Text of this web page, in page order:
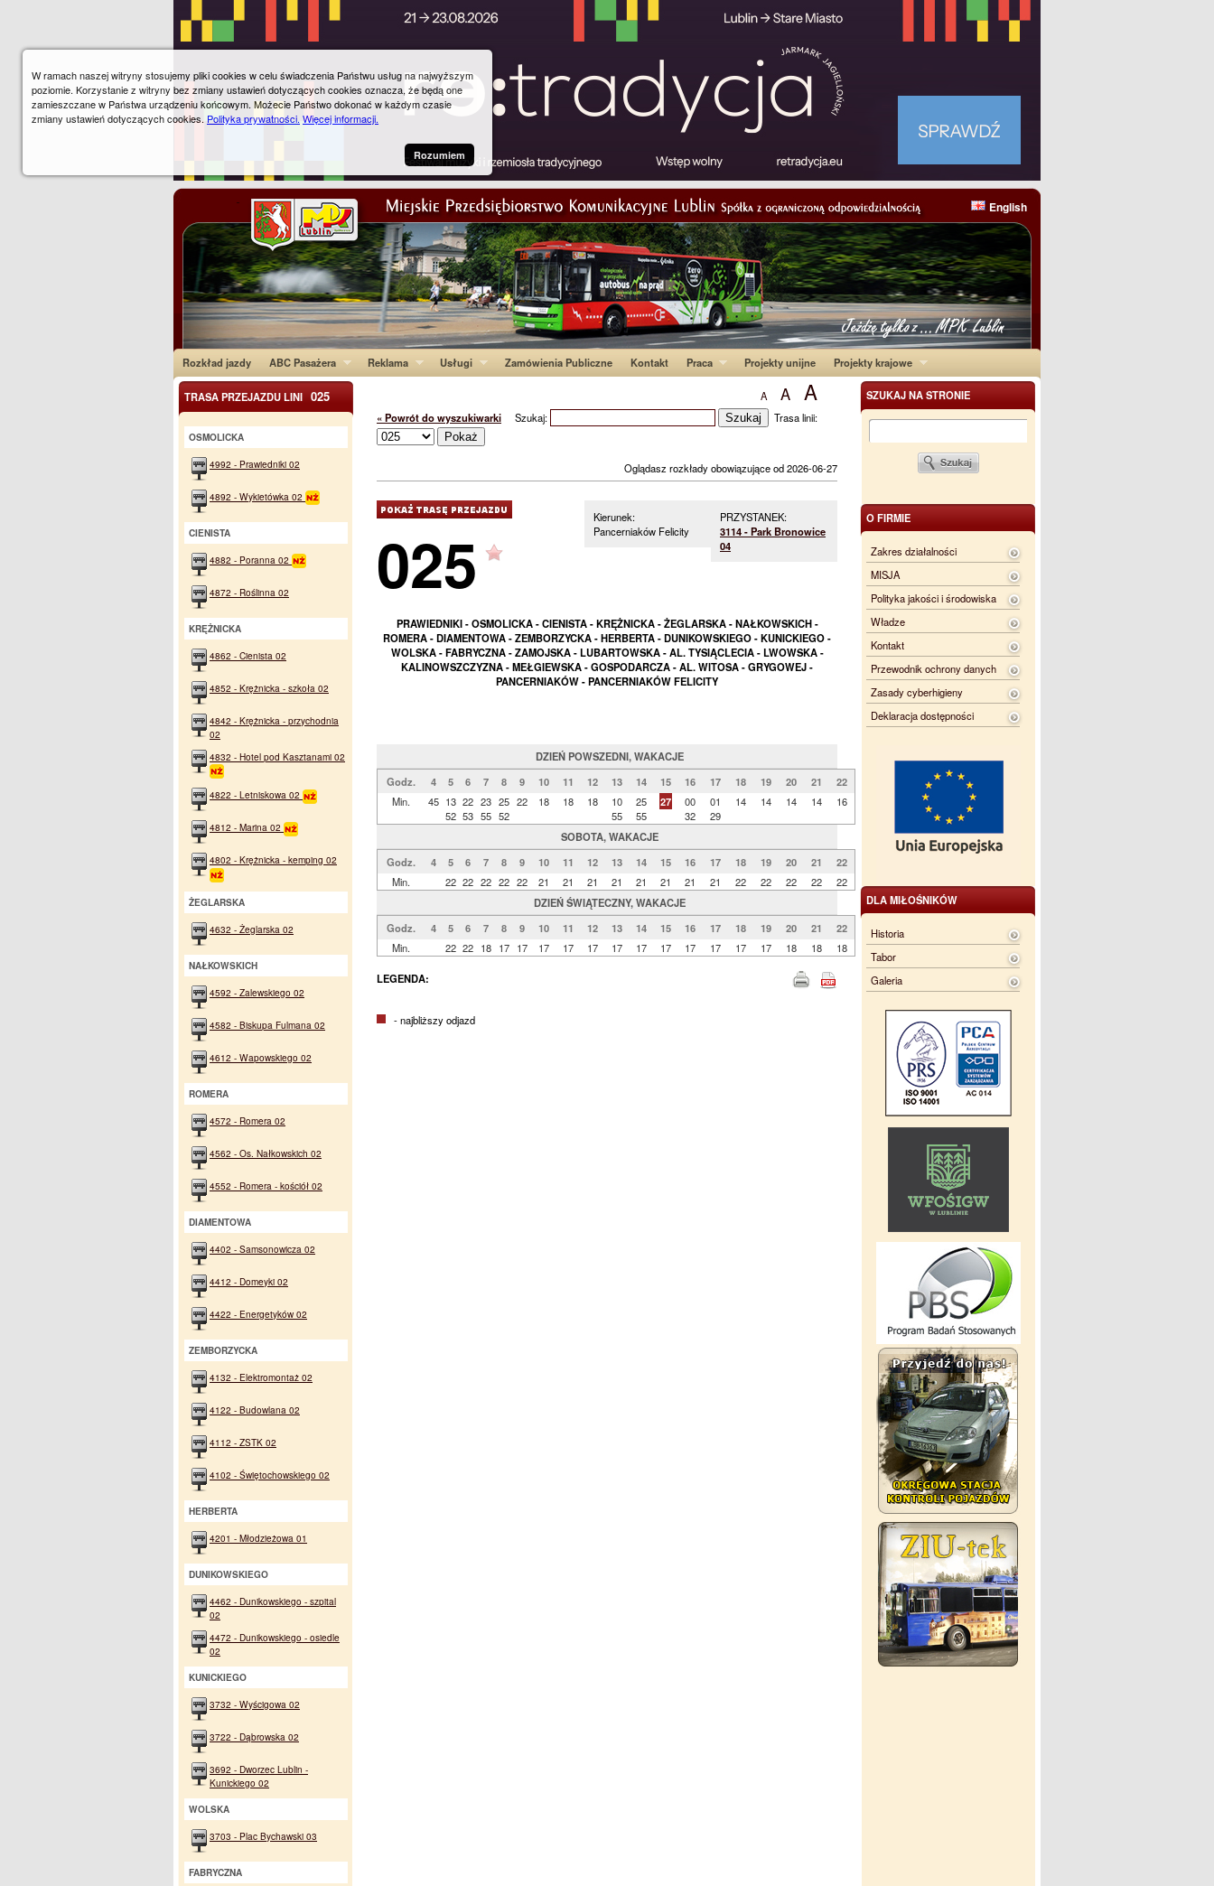
English
Rozkład jazdy ABC Pasażera Reklama Usługi Zamówienia Publiczne Kontakt Praca Projekty unijne Projekty krajowe
SZUKAJ NA STRONIE
O FIRMIE
Zakres działalności
MISJA
Polityka jakości i środowiska
Władze
Kontakt
Przewodnik ochrony danych
Zasady cyberhigieny
Deklaracja dostępności
DLA MIŁOŚNIKÓW
Historia
Tabor
Galeria
A A A
« Powrót do wyszukiwarki Szukaj: Trasa linii:
Oglądasz rozkłady obowiązujące od 2026-06-27
PRZYSTANEK:
3114 - Park Bronowice
04
Kierunek:
Pancerniaków Felicity
025
PRAWIEDNIKI - OSMOLICKA - CIENISTA - KRĘŻNICKA - ŻEGLARSKA - NAŁKOWSKICH -
ROMERA - DIAMENTOWA - ZEMBORZYCKA - HERBERTA - DUNIKOWSKIEGO - KUNICKIEGO -
WOLSKA - FABRYCZNA - ZAMOJSKA - LUBARTOWSKA - AL. TYSIĄCLECIA - LWOWSKA -
KALINOWSZCZYZNA - MEŁGIEWSKA - GOSPODARCZA - AL. WITOSA - GRYGOWEJ -
PANCERNIAKÓW - PANCERNIAKÓW FELICITY
DZIEŃ POWSZEDNI, WAKACJE
Godz.
4 5 6 7 8 9 10 11 12 13 14 15 16 17 18 19 20 21
22
Min.
45 13
52
22
53
23
55
25
52
22 18 18 18
10
55
25
55
27
00
32
01
29
14 14 14 14 16
SOBOTA, WAKACJE
Godz.
4 5 6 7 8 9 10 11 12 13 14 15 16 17 18 19 20 21
22
Min.
22 22 22 22 22 21 21 21 21 21 21 21 21 22 22 22 22
22
DZIEŃ ŚWIĄTECZNY, WAKACJE
Godz.
4 5 6 7 8 9 10 11 12 13 14 15 16 17 18 19 20 21
22
Min.
22 22 18 17 17 17 17 17 17 17 17 17 17 17 17 18 18 18
LEGENDA:
- najbliższy odjazd
TRASA PRZEJAZDU LINI 025
OSMOLICKA
4992 - Prawiedniki 02
4892 - Wykietówka 02
CIENISTA
4882 - Poranna 02
4872 - Roślinna 02
KRĘŻNICKA
4862 - Cienista 02
4852 - Krężnicka - szkoła 02
4842 - Krężnicka - przychodnia
02
4832 - Hotel pod Kasztanami 02
4822 - Letniskowa 02
4812 - Marina 02
4802 - Krężnicka - kemping 02
ŻEGLARSKA
4632 - Żeglarska 02
NAŁKOWSKICH
4592 - Zalewskiego 02
4582 - Biskupa Fulmana 02
4612 - Wapowskiego 02
ROMERA
4572 - Romera 02
4562 - Os. Nałkowskich 02
4552 - Romera - kościół 02
DIAMENTOWA
4402 - Samsonowicza 02
4412 - Domeyki 02
4422 - Energetyków 02
ZEMBORZYCKA
4132 - Elektromontaż 02
4122 - Budowlana 02
4112 - ZSTK 02
4102 - Świętochowskiego 02
HERBERTA
4201 - Młodzieżowa 01
DUNIKOWSKIEGO
4462 - Dunikowskiego - szpital
02
4472 - Dunikowskiego - osiedle
02
KUNICKIEGO
3732 - Wyścigowa 02
3722 - Dąbrowska 02
3692 - Dworzec Lublin -
Kunickiego 02
WOLSKA
3703 - Plac Bychawski 03
FABRYCZNA
W ramach naszej witryny stosujemy pliki cookies w celu świadczenia Państwu usług na najwyższym
poziomie. Korzystanie z witryny bez zmiany ustawień dotyczących cookies oznacza, że będą one
zamieszczane w Państwa urządzeniu końcowym. Możecie Państwo dokonać w każdym czasie
zmiany ustawień dotyczących cookies. Polityka prywatności. Więcej informacji.
Rozumiem